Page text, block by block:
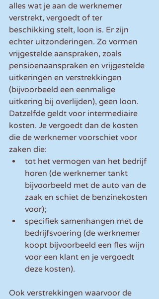
alles wat je aan de werknemer
verstrekt, vergoedt of ter
beschikking stelt, loon is. Er zijn
echter uitzonderingen. Zo vormen
vrijgestelde aanspraken, zoals
pensioenaanspraken en vrijgestelde
uitkeringen en verstrekkingen
(bijvoorbeeld een eenmalige
uitkering bij overlijden), geen loon.
Datzelfde geldt voor intermediaire
kosten. Je vergoedt dan de kosten
die de werknemer voorschiet voor
zaken die:
tot het vermogen van het bedrijf
horen (de werknemer tankt
bijvoorbeeld met de auto van de
zaak en schiet de benzinekosten
voor);
specifiek samenhangen met de
bedrijfsvoering (de werknemer
koopt bijvoorbeeld een fles wijn
voor een klant en je vergoedt
deze kosten).
Ook verstrekkingen waarvoor de